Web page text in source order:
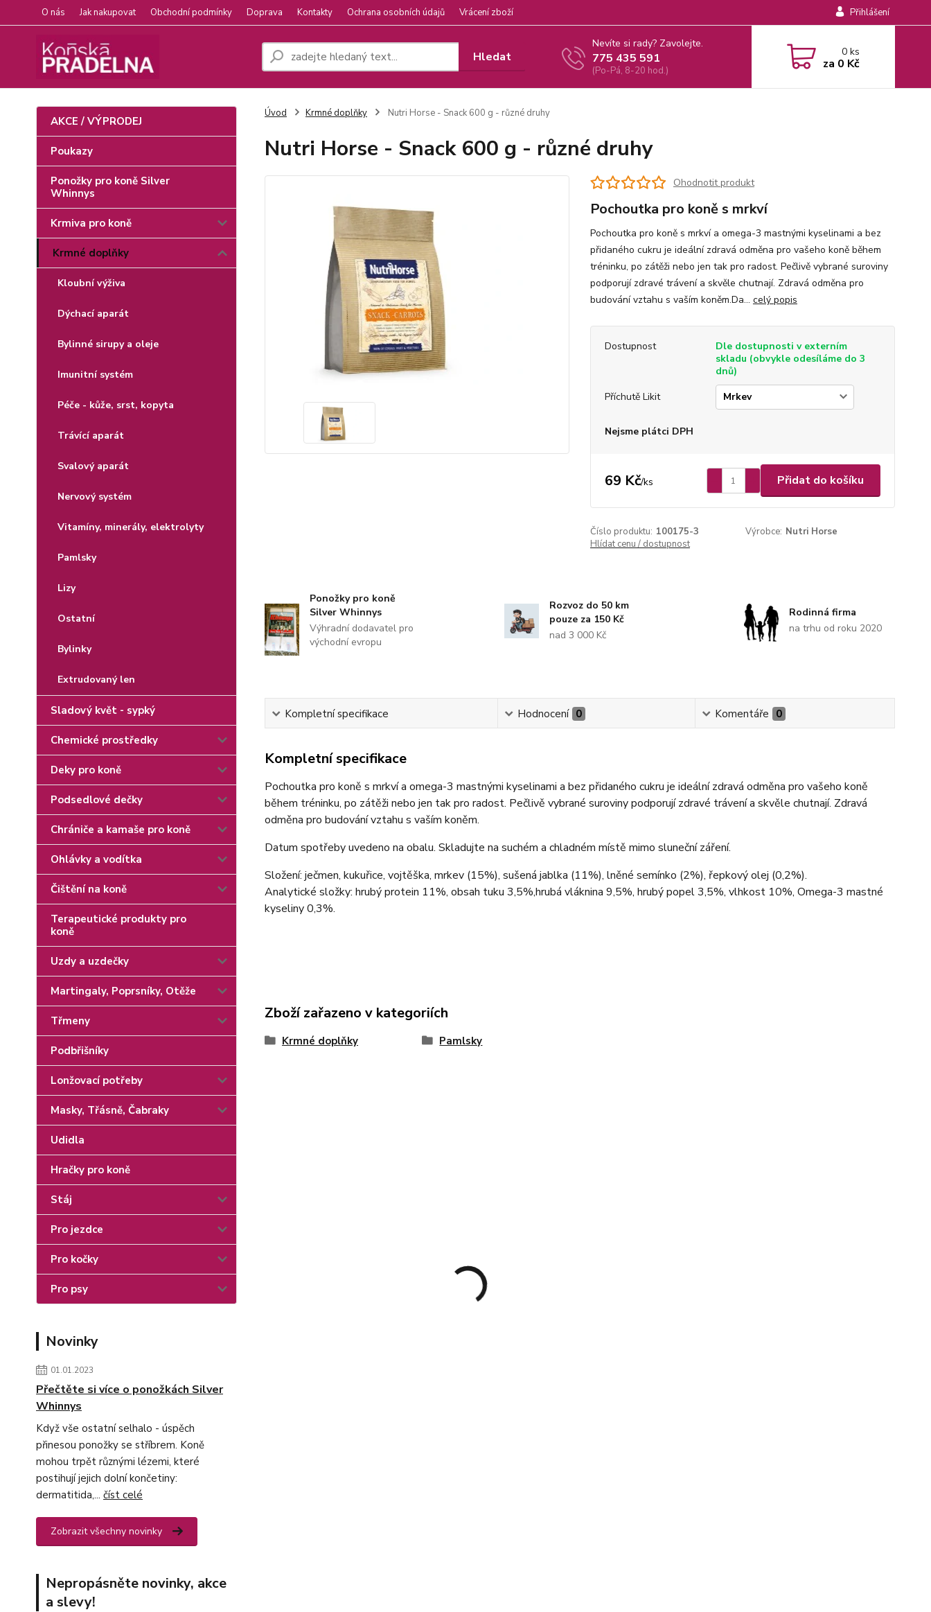
O nás Jak nakupovat Obchodní podmínky Doprava Kontakty Ochrana osobních údajů Vrácení zboží Přihlášení
Hledat
Nevíte si rady? Zavolejte.
775 435 591
(Po-Pá, 8-20 hod.)
0ks
za 0 Kč
AKCE / VÝPRODEJ
Poukazy
Ponožky pro koně Silver
Whinnys
Krmiva pro koně
Krmné doplňky
Kloubní výživa
Dýchací aparát
Bylinné sirupy a oleje
Imunitní systém
Péče - kůže, srst, kopyta
Trávící aparát
Svalový aparát
Nervový systém
Vitamíny, minerály, elektrolyty
Pamlsky
Lizy
Ostatní
Bylinky
Extrudovaný len
Sladový květ - sypký
Chemické prostředky
Deky pro koně
Podsedlové dečky
Chrániče a kamaše pro koně
Ohlávky a vodítka
Čištění na koně
Terapeutické produkty pro
koně
Uzdy a uzdečky
Martingaly, Poprsníky, Otěže
Třmeny
Podbřišníky
Lonžovací potřeby
Masky, Třásně, Čabraky
Udidla
Hračky pro koně
Stáj
Pro jezdce
Pro kočky
Pro psy
Novinky
01.01.2023
Přečtěte si více o ponožkách Silver
Whinnys
Když vše ostatní selhalo - úspěch
přinesou ponožky se stříbrem. Koně
mohou trpět různými lézemi, které
postihují jejich dolní končetiny:
dermatitida,... číst celé
Zobrazit všechny novinky
Nepropásněte novinky, akce
a slevy!
Úvod Krmné doplňky Nutri Horse - Snack 600 g - různé druhy
Nutri Horse - Snack 600 g - různé druhy
Ohodnotit produkt
Pochoutka pro koně s mrkví
Pochoutka pro koně s mrkví a omega-3 mastnými kyselinami a bez
přidaného cukru je ideální zdravá odměna pro vašeho koně během
tréninku, po zátěži nebo jen tak pro radost. Pečlivě vybrané suroviny
podporují zdravé trávení a skvěle chutnají. Zdravá odměna pro
budování vztahu s vaším koněm.Da... celý popis
Dostupnost
Dle dostupnosti v externím
skladu (obvykle odesíláme do 3
dnů)
Příchutě Likit
Nejsme plátci DPH
69 Kč/ks Přidat do košíku
Číslo produktu: 100175-3 Výrobce: Nutri Horse
Hlídat cenu / dostupnost
Ponožky pro koně
Silver Whinnys
Výhradní dodavatel pro
východní evropu
Rozvoz do 50 km
pouze za 150 Kč
nad 3 000 Kč
Rodinná firma
na trhu od roku 2020
Kompletní specifikace Hodnocení 0 Komentáře 0
Kompletní specifikace
Pochoutka pro koně s mrkví a omega-3 mastnými kyselinami a bez přidaného cukru je ideální zdravá odměna pro vašeho koně
během tréninku, po zátěži nebo jen tak pro radost. Pečlivě vybrané suroviny podporují zdravé trávení a skvěle chutnají. Zdravá
odměna pro budování vztahu s vaším koněm.
Datum spotřeby uvedeno na obalu. Skladujte na suchém a chladném místě mimo sluneční záření.
Složení: ječmen, kukuřice, vojtěška, mrkev (15%), sušená jablka (11%), lněné semínko (2%), řepkový olej (0,2%).
Analytické složky: hrubý protein 11%, obsah tuku 3,5%,hrubá vláknina 9,5%, hrubý popel 3,5%, vlhkost 10%, Omega-3 mastné
kyseliny 0,3%.
Zboží zařazeno v kategoriích
Krmné doplňky Pamlsky